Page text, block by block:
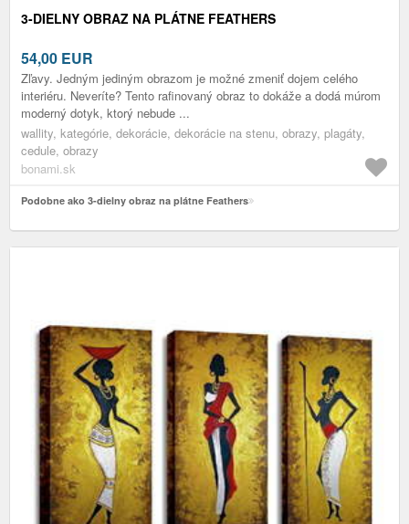
3-DIELNY OBRAZ NA PLÁTNE FEATHERS
54,00 EUR
Zľavy. Jedným jediným obrazom je možné zmeniť dojem celého
interiéru. Neveríte? Tento rafinovaný obraz to dokáže a dodá múrom
moderný dotyk, ktorý nebude ...
wallity, kategórie, dekorácie, dekorácie na stenu, obrazy, plagáty,
cedule, obrazy
bonami.sk
Podobne ako 3-dielny obraz na plátne Feathers